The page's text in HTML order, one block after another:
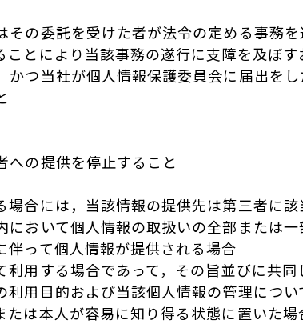
その委託を受けた者が法令の定める事務
とにより当該事務の遂行に支障を及ぼす
つ当社が個人情報保護委員会に届出をし
への提供を停止すること
合には，当該情報の提供先は第三者に該
において個人情報の取扱いの全部または
って個人情報が提供される場合
用する場合であって，その旨並びに共
利用目的および当該個人情報の管理につ
は本人が容易に知り得る状態に置いた場